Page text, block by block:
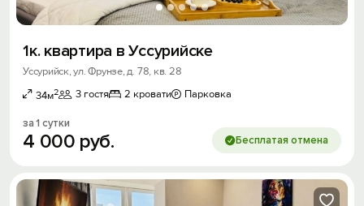
1к. квартира в Уссурийске
Уссурийск, ул. Фрунзе, д. 78, кв. 28
34м2 3 гостя 2 кровати Парковка
за 1 сутки
4 000 руб. Бесплатая отмена